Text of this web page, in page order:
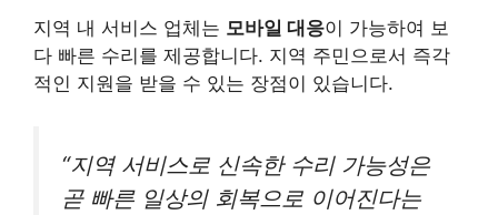
지역 내 서비스 업체는 모바일 대응이 가능하여 보
다 빠른 수리를 제공합니다. 지역 주민으로서 즉각
적인 지원을 받을 수 있는 장점이 있습니다.
“지역 서비스로 신속한 수리 가능성은
곧 빠른 일상의 회복으로 이어진다는